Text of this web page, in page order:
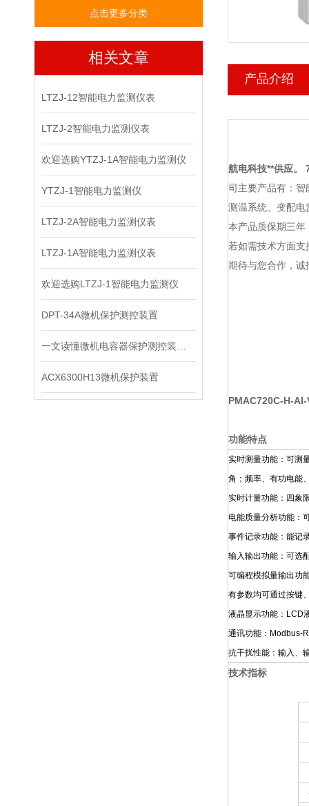
点击更多分类
相关文章
LTZJ-12智能电力监测仪表
LTZJ-2智能电力监测仪表
欢迎选购YTZJ-1A智能电力监测仪
YTZJ-1智能电力监测仪
LTZJ-2A智能电力监测仪表
LTZJ-1A智能电力监测仪表
欢迎选购LTZJ-1智能电力监测仪
DPT-34A微机保护测控装置
ACX6300H13微机保护装置
产品介绍
航电科技**供应。
司主要产品有：智
测温系统、变配电
本产品质保期三年
若如需技术方面
期待与您合作，
PMAC720C-H-AI-
功能特点
实时测量功能：可测
角；频率、有功电能
实时计量功能：四象
电能质量分析功能：
事件记录功能：能记
输入输出功能：可选
可编程模拟量输出功
有参数均可通过按键
液晶显示功能：LCD
通讯功能：Modbus-
抗干扰性能：输入、
技术指标